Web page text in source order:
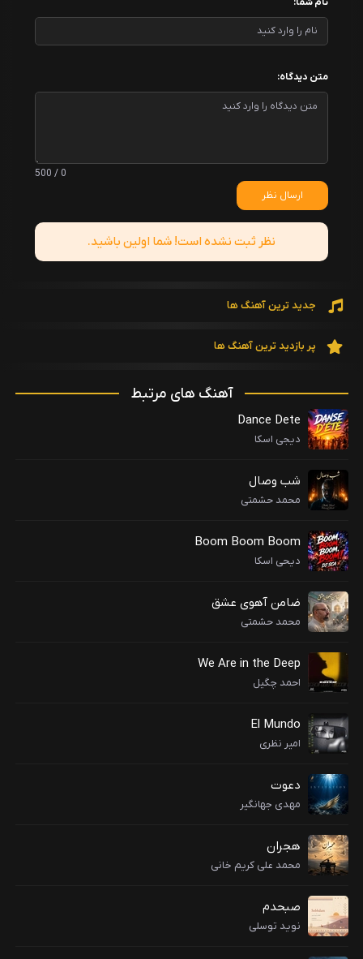
متن دیدگاه:
0 / 500
ارسال نظر
نظر ثبت نشده است! شما اولین باشید.
جدید ترین آهنگ ها
پر بازدید ترین آهنگ ها
آهنگ های مرتبط
Dance Dete
دیجی اسکا
شب وصال
محمد حشمتی
Boom Boom Boom
دیحی اسکا
ضامن آهوی عشق
محمد حشمتی
We Are in the Deep
احمد چگیل
El Mundo
امیر نظری
دعوت
مهدی جهانگیر
هجران
محمد علی کریم خانی
صبحدم
نوید توسلی